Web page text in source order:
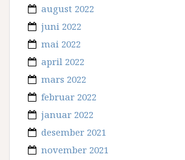
august 2022
juni 2022
mai 2022
april 2022
mars 2022
februar 2022
januar 2022
desember 2021
november 2021